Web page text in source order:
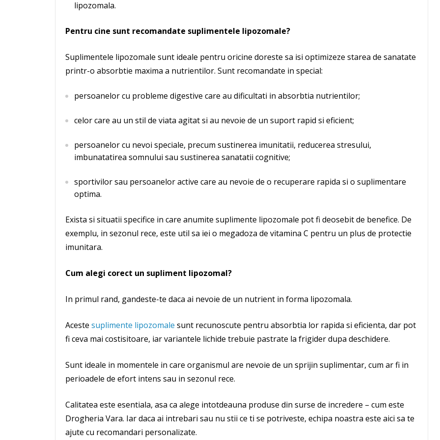
lipozomala.
Pentru cine sunt recomandate suplimentele lipozomale?
Suplimentele lipozomale sunt ideale pentru oricine doreste sa isi optimizeze starea de sanatate
printr-o absorbtie maxima a nutrientilor. Sunt recomandate in special:
persoanelor cu probleme digestive care au dificultati in absorbtia nutrientilor;
celor care au un stil de viata agitat si au nevoie de un suport rapid si eficient;
persoanelor cu nevoi speciale, precum sustinerea imunitatii, reducerea stresului,
imbunatatirea somnului sau sustinerea sanatatii cognitive;
sportivilor sau persoanelor active care au nevoie de o recuperare rapida si o suplimentare
optima.
Exista si situatii specifice in care anumite suplimente lipozomale pot fi deosebit de benefice. De
exemplu, in sezonul rece, este util sa iei o megadoza de vitamina C pentru un plus de protectie
imunitara.
Cum alegi corect un supliment lipozomal?
In primul rand, gandeste-te daca ai nevoie de un nutrient in forma lipozomala.
Aceste suplimente lipozomale sunt recunoscute pentru absorbtia lor rapida si eficienta, dar pot
fi ceva mai costisitoare, iar variantele lichide trebuie pastrate la frigider dupa deschidere.
Sunt ideale in momentele in care organismul are nevoie de un sprijin suplimentar, cum ar fi in
perioadele de efort intens sau in sezonul rece.
Calitatea este esentiala, asa ca alege intotdeauna produse din surse de incredere – cum este
Drogheria Vara. Iar daca ai intrebari sau nu stii ce ti se potriveste, echipa noastra este aici sa te
ajute cu recomandari personalizate.